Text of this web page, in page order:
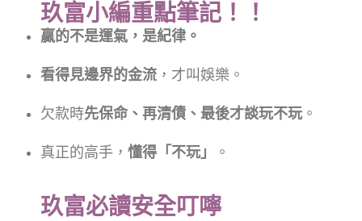
玖富小編重點筆記！！
贏的不是運氣，是紀律。
看得見邊界的金流 ，才叫娛樂。
欠款時先保命、再清債、最後才談玩不玩 。
真正的高手， 懂得「不玩」 。
玖富必讀安全叮嚀